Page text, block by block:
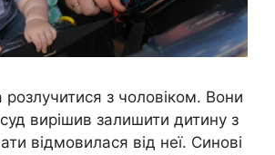
розлучитися з чоловіком. Вони
вирішив залишити дитину з
відмовилася від неї. Синові